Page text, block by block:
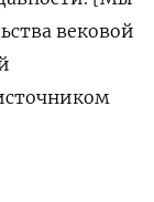
вековой